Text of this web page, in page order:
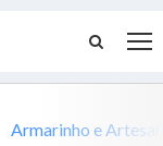
Armarinho e